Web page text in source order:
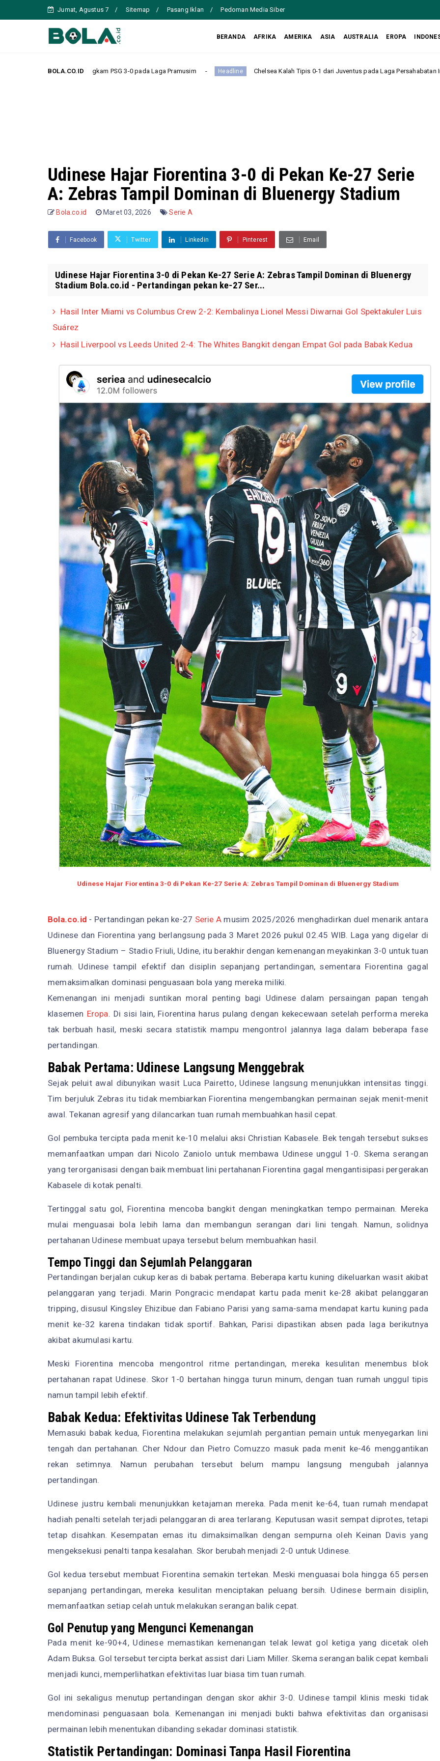
Jumat, Agustus 7 Sitemap Pasang Iklan Pedoman Media Siber
BERANDA AFRIKA AMERIKA ASIA AUSTRALIA EROPA
BOLA.CO.ID
Bungkam PSG 3-0 pada Laga Pramusim Headline Chelsea Kalah Tipis 0-1 dari Juventus pada Laga Persahabatan Internasional di Hong
Udinese Hajar Fiorentina 3-0 di Pekan Ke-27 Serie
A: Zebras Tampil Dominan di Bluenergy Stadium
Bola.co.id Maret 03, 2026 Serie A
Facebook Twitter Linkedin Pinterest Email
Udinese Hajar Fiorentina 3-0 di Pekan Ke-27 Serie A: Zebras Tampil Dominan di Bluenergy
Stadium Bola.co.id - Pertandingan pekan ke-27 Ser...
Hasil Inter Miami vs Columbus Crew 2-2: Kembalinya Lionel Messi Diwarnai Gol Spektakuler Luis
Suárez
Hasil Liverpool vs Leeds United 2-4: The Whites Bangkit dengan Empat Gol pada Babak Kedua
Udinese Hajar Fiorentina 3-0 di Pekan Ke-27 Serie A: Zebras Tampil Dominan di Bluenergy Stadium
Bola.co.id - Pertandingan pekan ke-27 Serie A musim 2025/2026 menghadirkan duel menarik antara
Udinese dan Fiorentina yang berlangsung pada 3 Maret 2026 pukul 02.45 WIB. Laga yang digelar di
Bluenergy Stadium – Stadio Friuli, Udine, itu berakhir dengan kemenangan meyakinkan 3-0 untuk tuan
rumah. Udinese tampil efektif dan disiplin sepanjang pertandingan, sementara Fiorentina gagal
memaksimalkan dominasi penguasaan bola yang mereka miliki.
Kemenangan ini menjadi suntikan moral penting bagi Udinese dalam persaingan papan tengah
klasemen Eropa. Di sisi lain, Fiorentina harus pulang dengan kekecewaan setelah performa mereka
tak berbuah hasil, meski secara statistik mampu mengontrol jalannya laga dalam beberapa fase
pertandingan.
Babak Pertama: Udinese Langsung Menggebrak
Sejak peluit awal dibunyikan wasit Luca Pairetto, Udinese langsung menunjukkan intensitas tinggi.
Tim berjuluk Zebras itu tidak membiarkan Fiorentina mengembangkan permainan sejak menit-menit
awal. Tekanan agresif yang dilancarkan tuan rumah membuahkan hasil cepat.
Gol pembuka tercipta pada menit ke-10 melalui aksi Christian Kabasele. Bek tengah tersebut sukses
memanfaatkan umpan dari Nicolo Zaniolo untuk membawa Udinese unggul 1-0. Skema serangan
yang terorganisasi dengan baik membuat lini pertahanan Fiorentina gagal mengantisipasi pergerakan
Kabasele di kotak penalti.
Tertinggal satu gol, Fiorentina mencoba bangkit dengan meningkatkan tempo permainan. Mereka
mulai menguasai bola lebih lama dan membangun serangan dari lini tengah. Namun, solidnya
pertahanan Udinese membuat upaya tersebut belum membuahkan hasil.
Tempo Tinggi dan Sejumlah Pelanggaran
Pertandingan berjalan cukup keras di babak pertama. Beberapa kartu kuning dikeluarkan wasit akibat
pelanggaran yang terjadi. Marin Pongracic mendapat kartu pada menit ke-28 akibat pelanggaran
tripping, disusul Kingsley Ehizibue dan Fabiano Parisi yang sama-sama mendapat kartu kuning pada
menit ke-32 karena tindakan tidak sportif. Bahkan, Parisi dipastikan absen pada laga berikutnya
akibat akumulasi kartu.
Meski Fiorentina mencoba mengontrol ritme pertandingan, mereka kesulitan menembus blok
pertahanan rapat Udinese. Skor 1-0 bertahan hingga turun minum, dengan tuan rumah unggul tipis
namun tampil lebih efektif.
Babak Kedua: Efektivitas Udinese Tak Terbendung
Memasuki babak kedua, Fiorentina melakukan sejumlah pergantian pemain untuk menyegarkan lini
tengah dan pertahanan. Cher Ndour dan Pietro Comuzzo masuk pada menit ke-46 menggantikan
rekan setimnya. Namun perubahan tersebut belum mampu langsung mengubah jalannya
pertandingan.
Udinese justru kembali menunjukkan ketajaman mereka. Pada menit ke-64, tuan rumah mendapat
hadiah penalti setelah terjadi pelanggaran di area terlarang. Keputusan wasit sempat diprotes, tetapi
tetap disahkan. Kesempatan emas itu dimaksimalkan dengan sempurna oleh Keinan Davis yang
mengeksekusi penalti tanpa kesalahan. Skor berubah menjadi 2-0 untuk Udinese.
Gol kedua tersebut membuat Fiorentina semakin tertekan. Meski menguasai bola hingga 65 persen
sepanjang pertandingan, mereka kesulitan menciptakan peluang bersih. Udinese bermain disiplin,
memanfaatkan setiap celah untuk melakukan serangan balik cepat.
Gol Penutup yang Mengunci Kemenangan
Pada menit ke-90+4, Udinese memastikan kemenangan telak lewat gol ketiga yang dicetak oleh
Adam Buksa. Gol tersebut tercipta berkat assist dari Liam Miller. Skema serangan balik cepat kembali
menjadi kunci, memperlihatkan efektivitas luar biasa tim tuan rumah.
Gol ini sekaligus menutup pertandingan dengan skor akhir 3-0. Udinese tampil klinis meski tidak
mendominasi penguasaan bola. Kemenangan ini menjadi bukti bahwa efektivitas dan organisasi
permainan lebih menentukan dibanding sekadar dominasi statistik.
Statistik Pertandingan: Dominasi Tanpa Hasil Fiorentina